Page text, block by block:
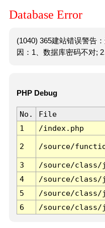
Database Error
(1040) 365建站错误警告
因：1、数据库密码不对; 2
PHP Debug
No. File
1
/index.php
2 /source/
3 /source/class/
4
/source/class/
5
/source/class/
6
/source/class/